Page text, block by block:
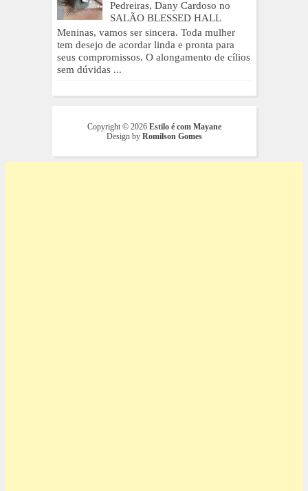
Pedreiras, Dany Cardoso no
SALÃO BLESSED HALL
Meninas, vamos ser sincera. Toda mulher
tem desejo de acordar linda e pronta para
seus compromissos. O alongamento de cílios
sem dúvidas ...
Copyright © 2026 Estilo é com Mayane
Design by Romilson Gomes